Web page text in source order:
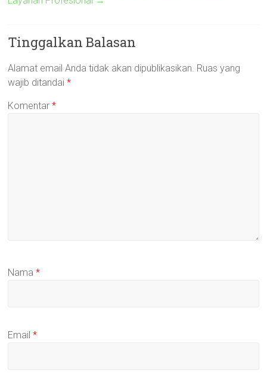
Tinggalkan Balasan
Alamat email Anda tidak akan dipublikasikan. Ruas yang
wajib ditandai*
Komentar*
Nama*
Email*